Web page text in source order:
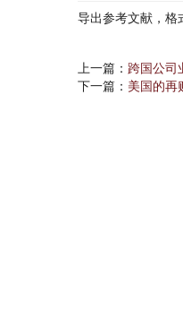
导出参考文献，格
上一篇： 跨国公司
下一篇： 美国的再